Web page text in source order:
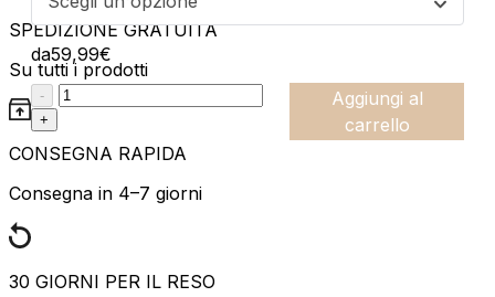
da59,99€
:product_name quantity
-
+
Aggiungi al
carrello
SPEDIZIONE GRATUITA
Su tutti i prodotti
CONSEGNA RAPIDA
Consegna in 4–7 giorni
30 GIORNI PER IL RESO